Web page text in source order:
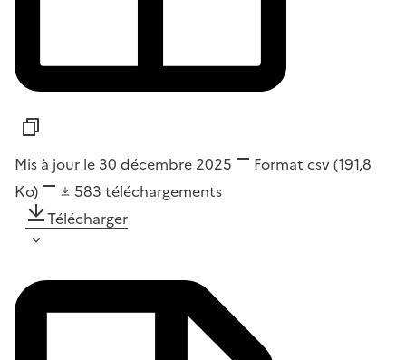
Mis à jour le 30 décembre 2025 Format csv(191,8
Ko)
583 téléchargements
Télécharger